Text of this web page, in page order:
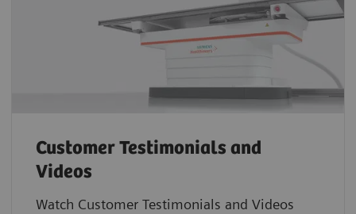
Customer Testimonials and
Videos
Watch Customer Testimonials and Videos